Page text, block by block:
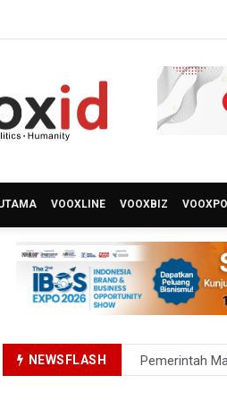
VOOXLINE VOOXBIZ
NEWSFLASH
Pemerintah
Pendakian